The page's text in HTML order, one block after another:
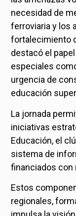
necesidad de
ferroviaria y los
fortalecimiento
destacó el
especiales
urgencia de
educación
La jornada
iniciativas
Educación, el
sistema de
financiados con
Estos
regionales,